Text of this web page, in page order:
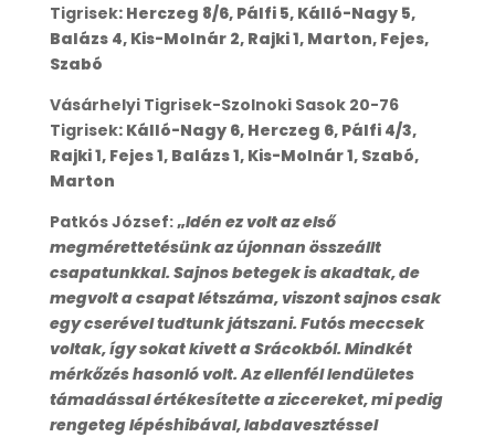
Tigrisek: Herczeg 8/6, Pálfi 5, Kálló-Nagy 5,
Balázs 4, Kis-Molnár 2, Rajki 1, Marton, Fejes,
Szabó
Vásárhelyi Tigrisek-Szolnoki Sasok 20-76
Tigrisek: Kálló-Nagy 6, Herczeg 6, Pálfi 4/3,
Rajki 1, Fejes 1, Balázs 1, Kis-Molnár 1, Szabó,
Marton
Patkós József:„Idén ez volt az első
megmérettetésünk az újonnan összeállt
csapatunkkal. Sajnos betegek is akadtak, de
megvolt a csapat létszáma, viszont sajnos csak
egy cserével tudtunk játszani. Futós meccsek
voltak, így sokat kivett a Srácokból. Mindkét
mérkőzés hasonló volt. Az ellenfél lendületes
támadással értékesítette a ziccereket, mi pedig
rengeteg lépéshibával, labdavesztéssel